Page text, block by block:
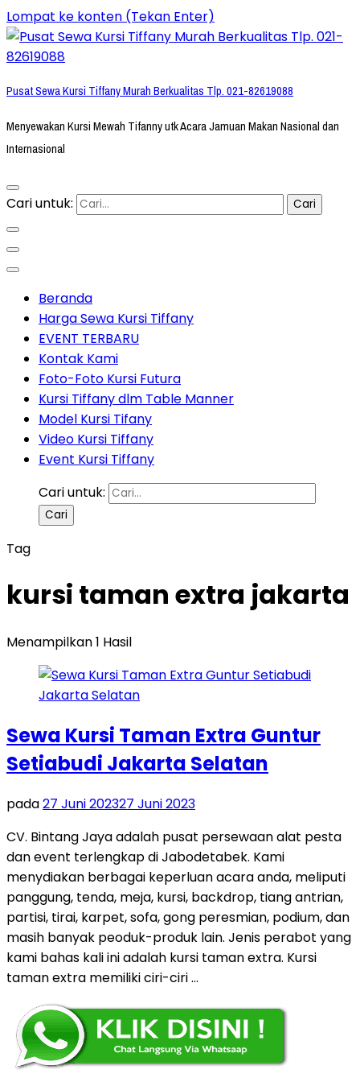
Lompat ke konten (Tekan Enter)
Pusat Sewa Kursi Tiffany Murah Berkualitas Tlp. 021-82619088
Menyewakan Kursi Mewah Tifanny utk Acara Jamuan Makan Nasional dan
Internasional
Cari untuk:
Beranda
Harga Sewa Kursi Tiffany
EVENT TERBARU
Kontak Kami
Foto-Foto Kursi Futura
Kursi Tiffany dlm Table Manner
Model Kursi Tifany
Video Kursi Tiffany
Event Kursi Tiffany
Cari untuk:
Tag
kursi taman extra jakarta
Menampilkan 1 Hasil
Sewa Kursi Taman Extra Guntur
Setiabudi Jakarta Selatan
pada27 Juni 202327 Juni 2023
CV. Bintang Jaya adalah pusat persewaan alat pesta
dan event terlengkap di Jabodetabek. Kami
menydiakan berbagai keperluan acara anda, meliputi
panggung, tenda, meja, kursi, backdrop, tiang antrian,
partisi, tirai, karpet, sofa, gong peresmian, podium, dan
masih banyak peoduk-produk lain. Jenis perabot yang
kami bahas kali ini adalah kursi taman extra. Kursi
taman extra memiliki ciri-ciri …